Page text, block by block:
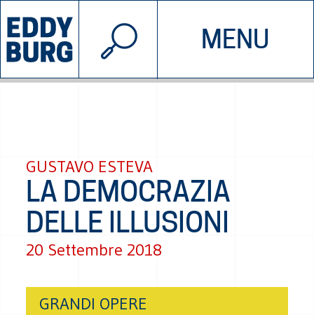
MENU
INIZIATIVE CHI SIAMO
© 2026 EDDYBURG
GUSTAVO ESTEVA
LA DEMOCRAZIA
DELLE ILLUSIONI
20 Settembre 2018
GRANDI OPERE